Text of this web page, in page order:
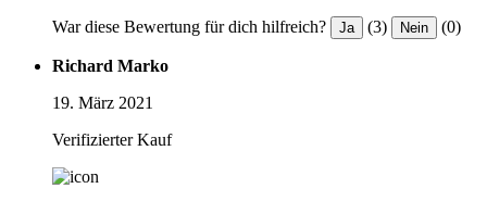
War diese Bewertung für dich hilfreich? Ja (3) Nein (0)
Richard Marko
19. März 2021
Verifizierter Kauf